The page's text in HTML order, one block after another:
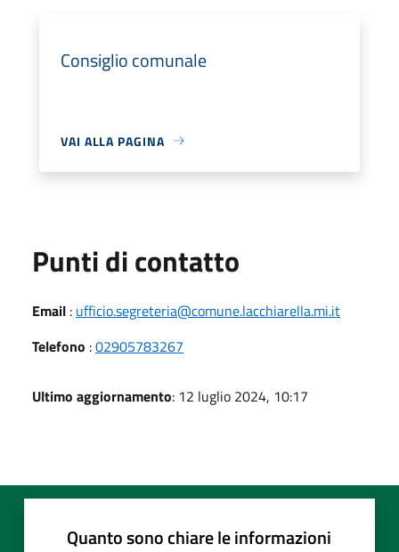
Consiglio comunale
VAI ALLA PAGINA
Punti di contatto
Email : ufficio.segreteria@comune.lacchiarella.mi.it
Telefono :02905783267
Ultimo aggiornamento: 12 luglio 2024, 10:17
Quanto sono chiare le informazioni